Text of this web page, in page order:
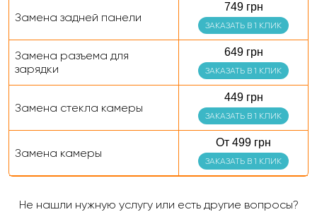
Замена задней панели
749 грн
ЗАКАЗАТЬ В 1 КЛИК
Замена разъема для
зарядки
649 грн
ЗАКАЗАТЬ В 1 КЛИК
Замена стекла камеры
449 грн
ЗАКАЗАТЬ В 1 КЛИК
Замена камеры
От 499 грн
ЗАКАЗАТЬ В 1 КЛИК
Не нашли нужную услугу или есть другие вопросы?